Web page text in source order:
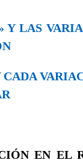
LAS
EN EL